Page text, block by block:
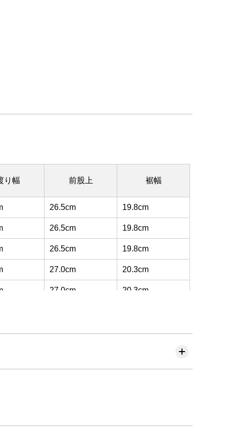
り幅 前股上 裾幅
26.5cm 19.8cm
26.5cm 19.8cm
26.5cm 19.8cm
27.0cm 20.3cm
27.0cm 20.3cm
27.5cm 20.8cm